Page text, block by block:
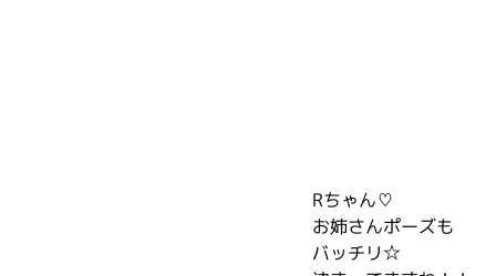
Rちゃん♡
お姉さんポーズも
バッチリ☆